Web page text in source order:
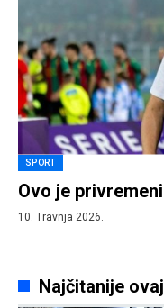
SPORT
Ovo je
10. Travnja 2026.
Najčitanije